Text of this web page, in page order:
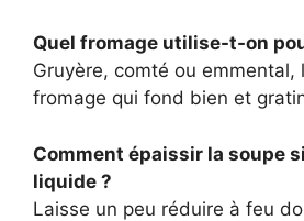
Quel fromage utilise-t-on
Gruyère, comté ou emmental,
fromage qui fond bien et
Comment épaissir la soupe
liquide ?
Laisse un peu réduire à feu